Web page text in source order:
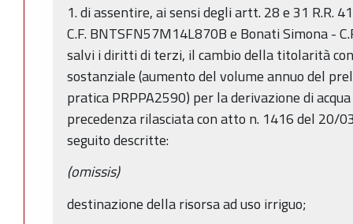
1. di assentire, ai sensi degli artt. 28 e 31 R.R.
C.F. BNTSFN57M14L870B e Bonati Simona -
salvi i diritti di terzi, il cambio della titolarità
sostanziale (aumento del volume annuo del
pratica PRPPA2590) per la derivazione di
precedenza rilasciata con atto n. 1416 del 20/
seguito descritte:
(omissis)
destinazione della risorsa ad uso irriguo;